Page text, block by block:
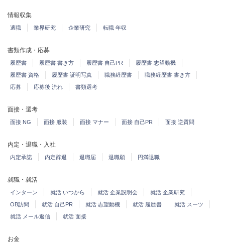
情報収集
適職 業界研究 企業研究 転職 年収
書類作成・応募
履歴書 履歴書 書き方 履歴書 自己PR
履歴書 志望動機
履歴書 資格
履歴書 証明写真 職務経歴書
職務経歴書 書き方
応募
応募後 流れ 書類選考
面接・選考
面接 NG 面接 服装 面接 マナー 面接 自己PR 面接 逆質問
内定・退職・入社
内定承諾 内定辞退 退職届 退職願 円満退職
就職・就活
インターン 就活 いつから 就活 企業説明会
就活 企業研究
OB訪問
就活 自己PR 就活 志望動機 就活 履歴書
就活 スーツ
就活 メール返信
就活 面接
お金